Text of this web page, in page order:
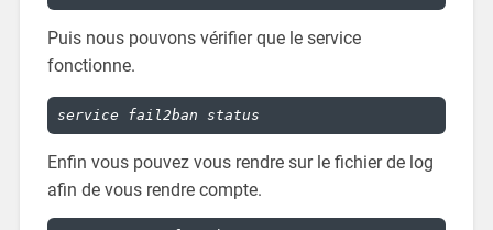
Puis nous pouvons vérifier que le service
fonctionne.
Enfin vous pouvez vous rendre sur le fichier de log
afin de vous rendre compte.